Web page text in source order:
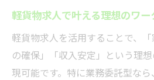
軽貨物求人で叶える理想のワー
軽貨物求人を活用することで、
の確保」「収入安定」という理
現可能です。特に業務委託型な